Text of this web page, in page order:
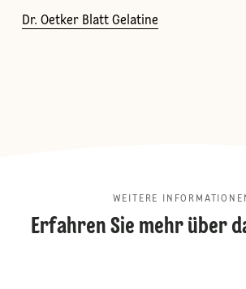
Dr. Oetker Blatt Gelatine
WEITERE
Erfahren Sie mehr über